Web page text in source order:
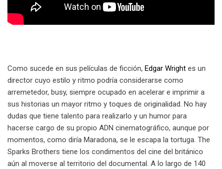
Como sucede en sus películas de ficción, Edgar Wright es un
director cuyo estilo y ritmo podría considerarse como
arremetedor, busy, siempre ocupado en acelerar e imprimir a
sus historias un mayor ritmo y toques de originalidad. No hay
dudas que tiene talento para realizarlo y un humor para
hacerse cargo de su propio ADN cinematográfico, aunque por
momentos, como diría Maradona, se le escapa la tortuga. The
Sparks Brothers tiene los condimentos del cine del británico
aún al moverse al territorio del documental. A lo largo de 140